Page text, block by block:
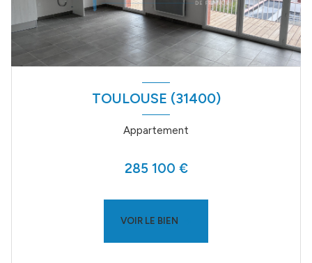
TOULOUSE (31400)
Appartement
285 100 €
VOIR LE BIEN